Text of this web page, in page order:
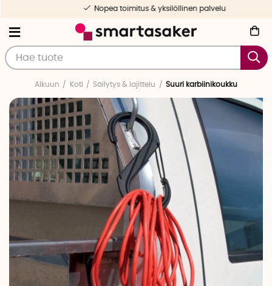
Nopea toimitus & yksilöllinen palvelu
Alkuun Koti Säilytys & lajittelu Suuri karbiinikoukku